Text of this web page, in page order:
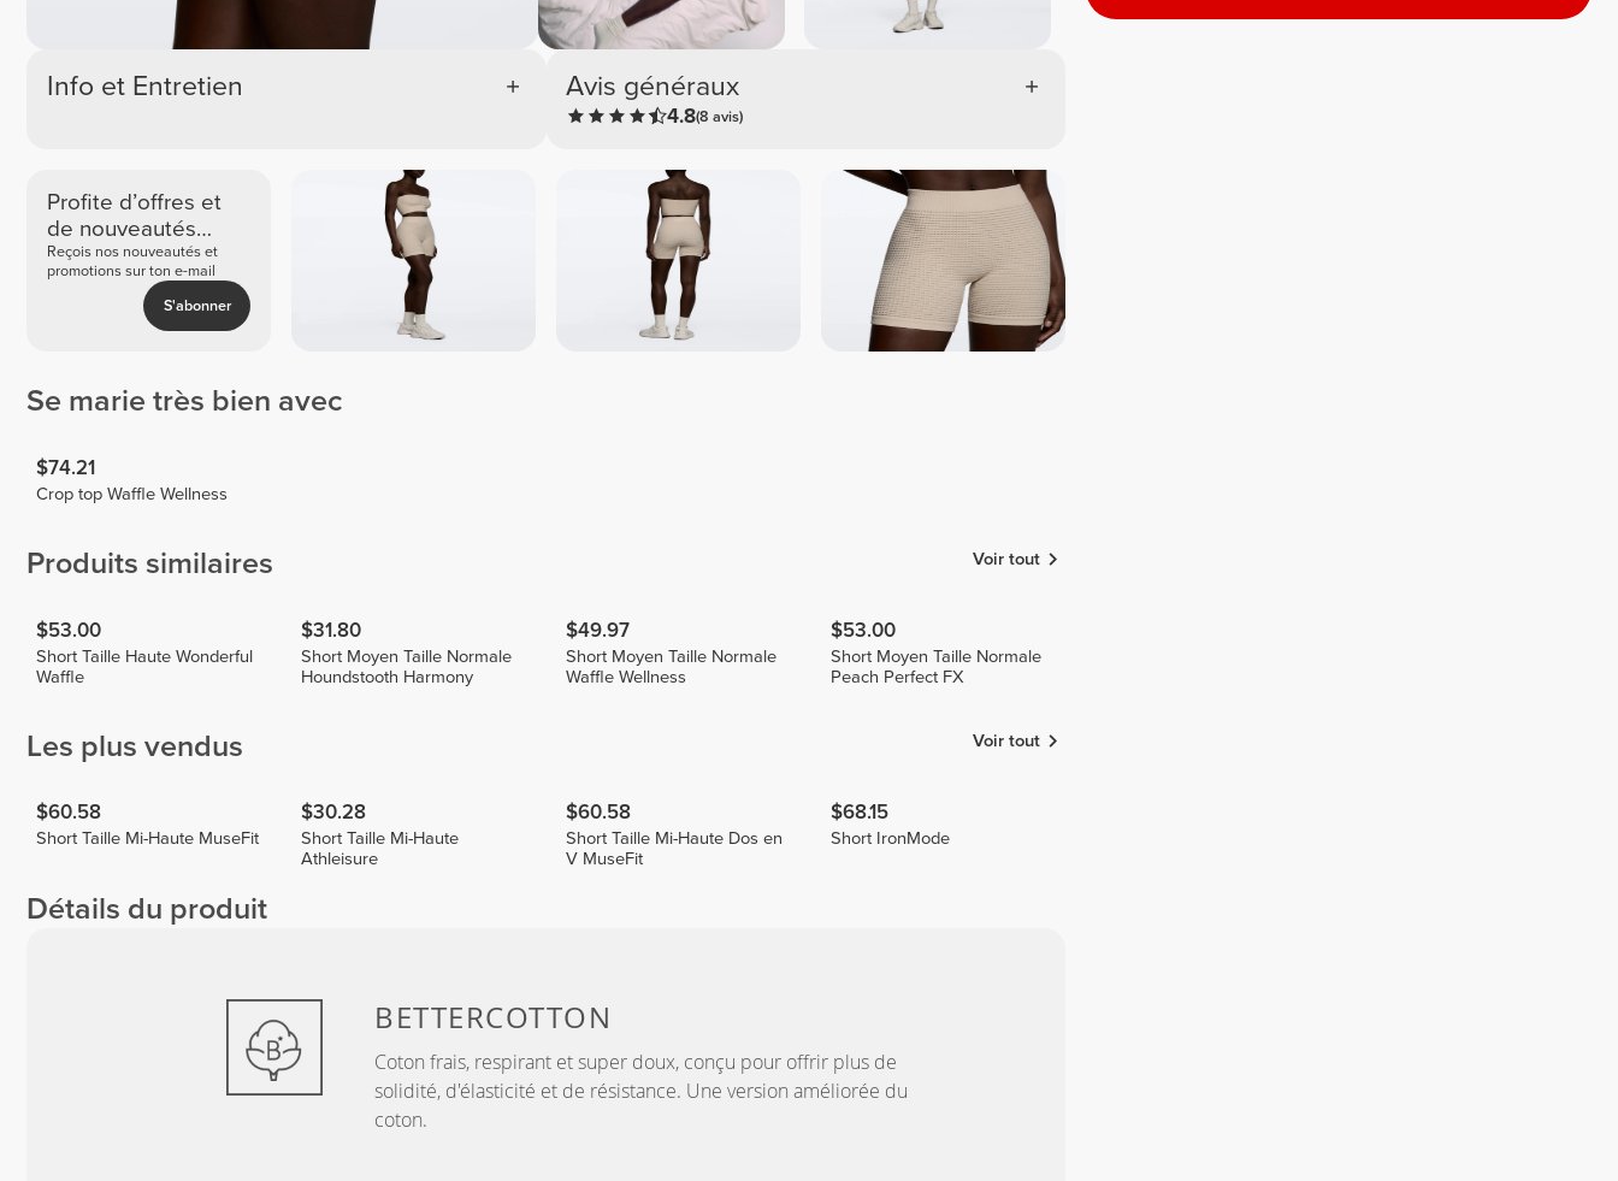
Info et Entretien Avis généraux
4.8(8 avis)
Profite d’offres et
de nouveautés
exclusives
Reçois nos nouveautés et
promotions sur ton e-mail
S'abonner
Se marie très bien avec
$74.21
Crop top Waffle Wellness
Produits similaires Voir tout
$53.00
Short Taille Haute Wonderful
Waffle
$31.80
Short Moyen Taille Normale
Houndstooth Harmony
$49.97
Short Moyen Taille Normale
Waffle Wellness
$53.00
Short Moyen Taille Normale
Peach Perfect FX
Les plus vendus Voir tout
$60.58
Short Taille Mi-Haute MuseFit
$30.28
Short Taille Mi-Haute
Athleisure
$60.58
Short Taille Mi-Haute Dos en
V MuseFit
$68.15
Short IronMode
Détails du produit
BETTERCOTTON
Coton frais, respirant et super doux, conçu pour offrir plus de
solidité, d'élasticité et de résistance. Une version améliorée du
coton.